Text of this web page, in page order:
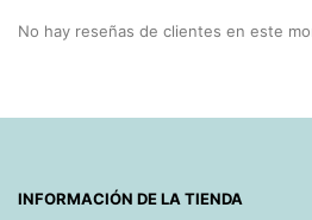
No hay reseñas de clientes en este
INFORMACIÓN DE LA TIENDA